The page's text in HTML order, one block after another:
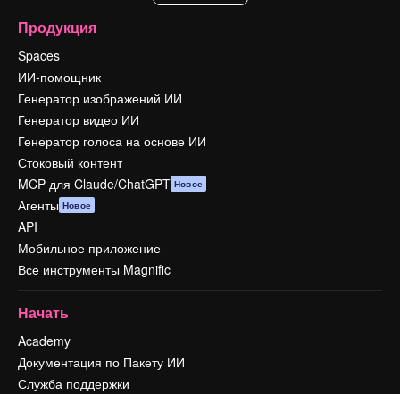
Продукция
Spaces
ИИ-помощник
Генератор изображений ИИ
Генератор видео ИИ
Генератор голоса на основе ИИ
Стоковый контент
MCP для Claude/ChatGPT Новое
Агенты Новое
API
Мобильное приложение
Все инструменты Magnific
Начать
Academy
Документация по Пакету ИИ
Служба поддержки